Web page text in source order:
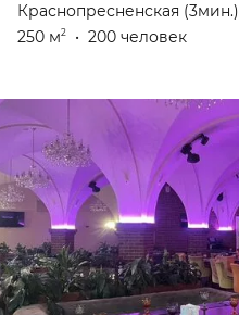
Краснопресненская (3мин.)
250 м2 • 200 человек